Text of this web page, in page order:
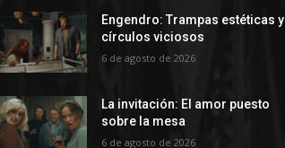
Engendro: Trampas estéticas y
círculos viciosos
6 de agosto de 2026
La invitación: El amor puesto
sobre la mesa
6 de agosto de 2026